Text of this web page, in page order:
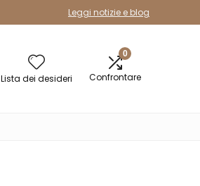
Leggi notizie e blog
Lista dei desideri
0
Confrontare